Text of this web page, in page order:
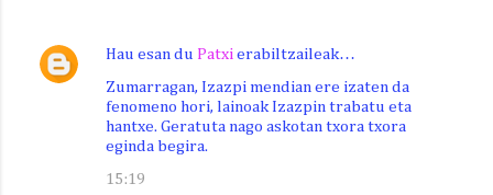
Hau esan du Patxi erabiltzaileak…
Zumarragan, Izazpi mendian ere izaten da
fenomeno hori, lainoak Izazpin trabatu eta
hantxe. Geratuta nago askotan txora txora
eginda begira.
15:19